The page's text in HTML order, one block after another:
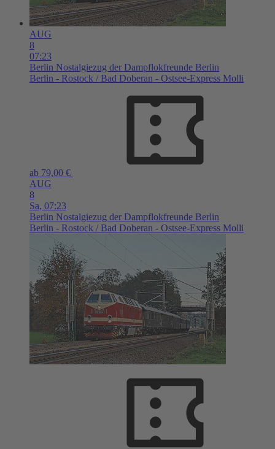
AUG
8
07:23
Berlin Nostalgiezug der Dampflokfreunde Berlin
Berlin - Rostock / Bad Doberan - Ostsee-Express Molli
ab 79,00 €
AUG
8
Sa, 07:23
Berlin Nostalgiezug der Dampflokfreunde Berlin
Berlin - Rostock / Bad Doberan - Ostsee-Express Molli